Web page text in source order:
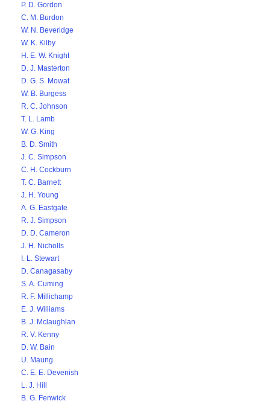
P. D. Gordon
C. M. Burdon
W. N. Beveridge
W. K. Kilby
H. E. W. Knight
D. J. Masterton
D. G. S. Mowat
W. B. Burgess
R. C. Johnson
T. L. Lamb
W. G. King
B. D. Smith
J. C. Simpson
C. H. Cockburn
T. C. Barnett
J. H. Young
A. G. Eastgate
R. J. Simpson
D. D. Cameron
J. H. Nicholls
I. L. Stewart
D. Canagasaby
S. A. Cuming
R. F. Millichamp
E. J. Williams
B. J. Mclaughlan
R. V. Kenny
D. W. Bain
U. Maung
C. E. E. Devenish
L. J. Hill
B. G. Fenwick